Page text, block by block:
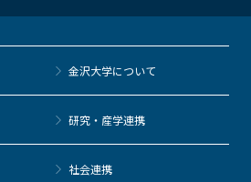
金沢大学について
研究・産学連携
社会連携